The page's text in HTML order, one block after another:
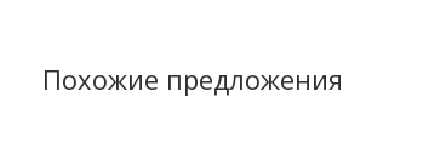
Похожие предложения